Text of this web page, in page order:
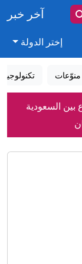
آخر خبر
إختر الدولة
منوّعات تكنولوجيا
بين السعودية
الدفاع